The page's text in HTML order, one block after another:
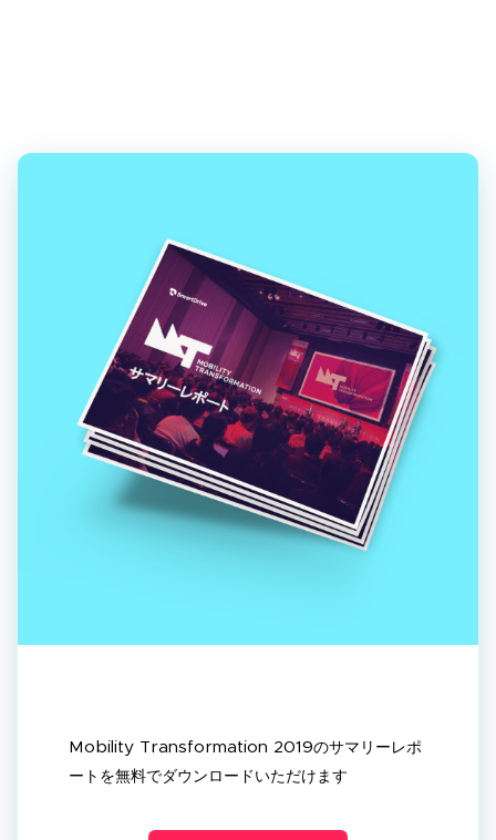
Mobility Transformation 2019のサマリーレポ
ートを無料でダウンロードいただけます